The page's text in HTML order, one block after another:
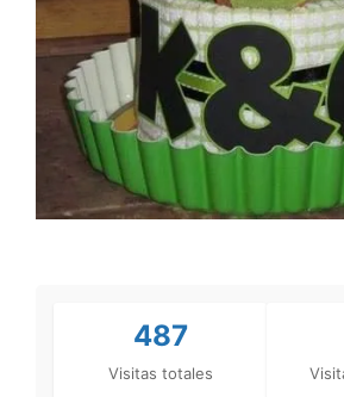
487
Visitas totales